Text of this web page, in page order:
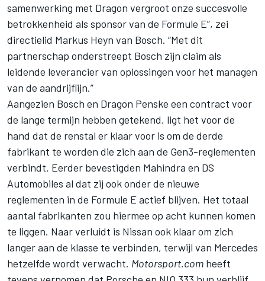
samenwerking met Dragon vergroot onze succesvolle
betrokkenheid als sponsor van de Formule E”, zei
directielid Markus Heyn van Bosch. “Met dit
partnerschap onderstreept Bosch zijn claim als
leidende leverancier van oplossingen voor het managen
van de aandrijflijn.”
Aangezien Bosch en Dragon Penske een contract voor
de lange termijn hebben getekend, ligt het voor de
hand dat de renstal er klaar voor is om de derde
fabrikant te worden die zich aan de Gen3-reglementen
verbindt. Eerder bevestigden Mahindra en DS
Automobiles al dat zij ook onder de nieuwe
reglementen in de Formule E actief blijven. Het totaal
aantal fabrikanten zou hiermee op acht kunnen komen
te liggen. Naar verluidt is Nissan ook klaar om zich
langer aan de klasse te verbinden, terwijl van Mercedes
hetzelfde wordt verwacht. Motorsport.com heeft